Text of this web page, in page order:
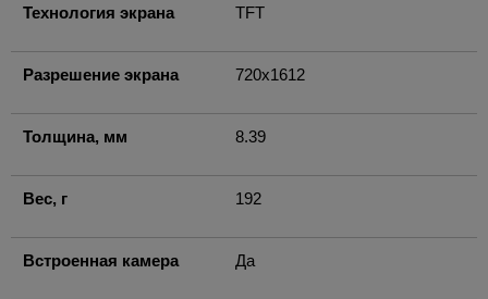
Технология экрана TFT
Разрешение экрана 720x1612
Толщина, мм 8.39
Вес, г 192
Встроенная камера Да